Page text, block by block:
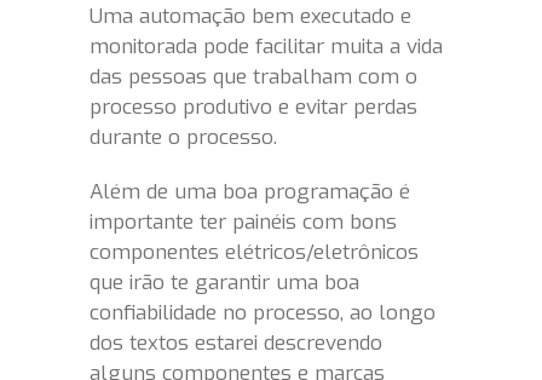
Uma automação bem executado e
monitorada pode facilitar muita a vida
das pessoas que trabalham com o
processo produtivo e evitar perdas
durante o processo.
Além de uma boa programação é
importante ter painéis com bons
componentes elétricos/eletrônicos
que irão te garantir uma boa
confiabilidade no processo, ao longo
dos textos estarei descrevendo
alguns componentes e marcas